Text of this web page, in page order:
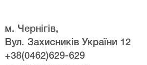
м. Чернігів,
Вул. Захисників України 12
+38(0462)629-629